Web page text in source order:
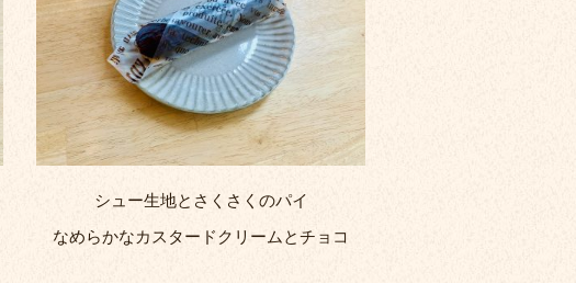
シュー生地とさくさくのパイ
なめらかなカスタードクリームとチョコ